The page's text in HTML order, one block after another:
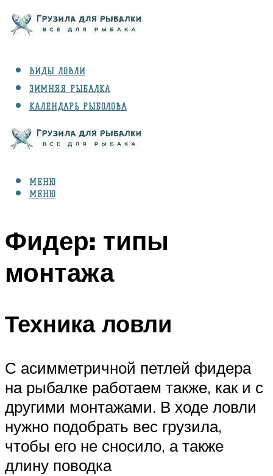
ВИДЫ ЛОВЛИ
ЗИМНЯЯ РЫБАЛКА
КАЛЕНДАРЬ РЫБОЛОВА
СНАРЯЖЕНИЕ
МЕНЮ
МЕНЮ
Фидер: типы
монтажа
Техника ловли
С асимметричной петлей фидера
на рыбалке работаем также, как и с
другими монтажами. В ходе ловли
нужно подобрать вес грузила,
чтобы его не сносило, а также
длину поводка